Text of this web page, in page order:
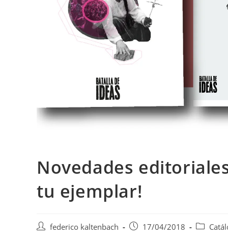
Novedades
tu ejemplar!
Autorfederico kaltenbach
Publicación
17/04/2018
Categoría